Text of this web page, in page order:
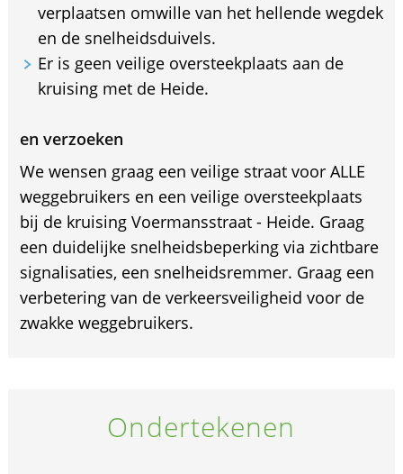
verplaatsen omwille van het hellende wegdek
en de snelheidsduivels.
Er is geen veilige oversteekplaats aan de
kruising met de Heide.
en verzoeken
We wensen graag een veilige straat voor ALLE
weggebruikers en een veilige oversteekplaats
bij de kruising Voermansstraat - Heide. Graag
een duidelijke snelheidsbeperking via zichtbare
signalisaties, een snelheidsremmer. Graag een
verbetering van de verkeersveiligheid voor de
zwakke weggebruikers.
Ondertekenen